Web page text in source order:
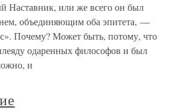
Наставник, или же всего он был
объединяющим оба эпитета, —
Почему? Может быть, потому, что
одаренных философов и был
и